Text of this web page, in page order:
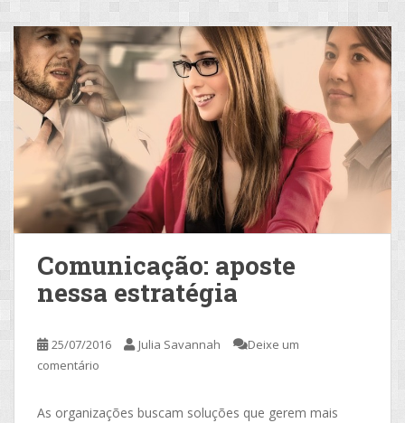
Comunicação: aposte
nessa estratégia
25/07/2016 Julia Savannah
Deixe um
comentário
As organizações buscam soluções que gerem mais